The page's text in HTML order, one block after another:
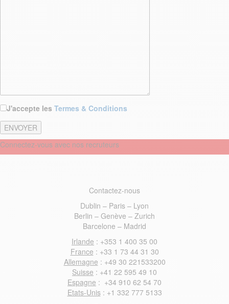
J'accepte les Termes & Conditions
Connectez-vous avec nos recruteurs
Contactez-nous
Dublin – Paris – Lyon
Berlin – Genève – Zurich
Barcelone – Madrid
Irlande : +353 1 400 35 00
France : +33 1 73 44 31 30
Allemagne : +49 30 221533200
Suisse : +41 22 595 49 10
Espagne : +34 910 62 54 70
Etats-Unis: +1 332 777 5133